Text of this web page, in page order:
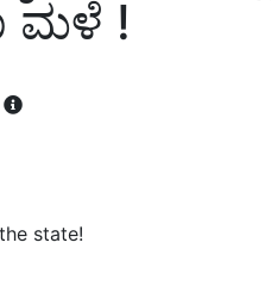
ಮಳೆ !
state!